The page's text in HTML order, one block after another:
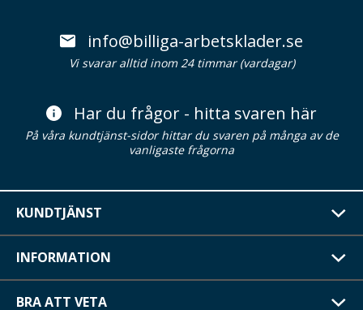
info@billiga-arbetsklader.se
Vi svarar alltid inom 24 timmar (vardagar)
Har du frågor - hitta svaren här
På våra kundtjänst-sidor hittar du svaren på många av de
vanligaste frågorna
KUNDTJÄNST
INFORMATION
BRA ATT VETA